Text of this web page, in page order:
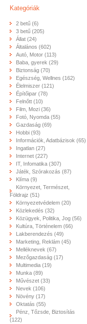
Kategóriák
2 betű (6)
3 betű (205)
Állat (24)
Általános (602)
Autó, Motor (113)
Baba, gyerek (29)
Biztonság (70)
Egészség, Wellnes (162)
Élelmiszer (121)
Építőipar (78)
Felnőtt (10)
Film, Mozi (36)
Fotó, Nyomda (55)
Gazdaság (69)
Hobbi (93)
Információk, Adatbázisok (65)
Ingatlan (27)
Internet (227)
IT, Infomatika (307)
Játék, Szórakozás (87)
Klíma (9)
Környezet, Természet,
Földrajz (51)
Környezetvédelem (20)
Közlekedés (32)
Közügyek, Politika, Jog (56)
Kultúra, Történelem (66)
Lakberendezés (49)
Marketing, Reklám (45)
Melléknevek (67)
Mezőgazdaság (17)
Multimedia (19)
Munka (89)
Művészet (33)
Nevek (106)
Növény (17)
Oktatás (55)
Pénz, Tőzsde, Biztosítás
(122)